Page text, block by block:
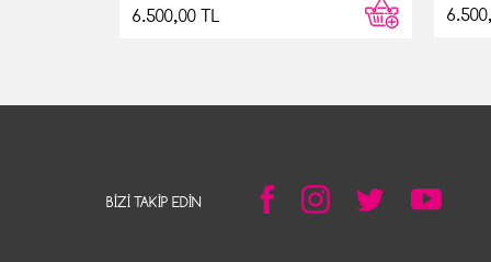
6.500,00 TL
BIZI TAKIP EDIN